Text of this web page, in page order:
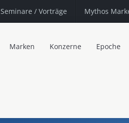
Seminare / Vorträge Mythos
Marken Konzerne Epoche